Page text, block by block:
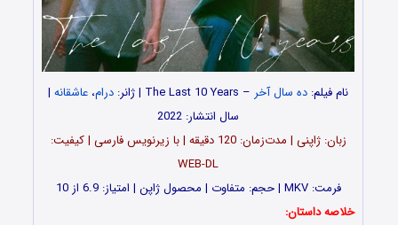
نام فیلم: ده سال آخر – The Last 10 Years | ژانر: درام، عاشقانه |
سال انتشار: 2022
زبان: ژاپنی | مدت‌‌زمان: 120 دقیقه | با زیرنویس فارسی | کیفیت:
WEB-DL
فرمت: MKV | حجم: متفاوت | محصول ژاپن | امتیاز: 6.9 از 10
خلاصه داستان: